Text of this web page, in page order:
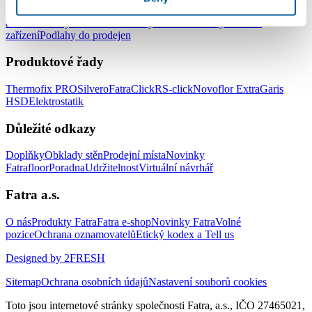
a zdravotnických zařízení
zařízeníPodlahy do prodejen
Produktové řady
Thermofix PROSilveroFatraClickRS-clickNovoflor ExtraGaris
HSDElektrostatik
Důležité odkazy
DoplňkyObklady stěnProdejní místaNovinky
FatrafloorPoradnaUdržitelnostVirtuální návrhář
Fatra a.s.
O násProdukty FatraFatra e-shopNovinky FatraVolné
poziceOchrana oznamovatelůEtický kodex a Tell us
Designed by 2FRESH
SitemapOchrana osobních údajůNastavení souborů cookies
Toto jsou internetové stránky společnosti Fatra, a.s., IČO 27465021,